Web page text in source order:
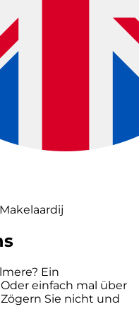
Ein
einfach mal über
Sie nicht und